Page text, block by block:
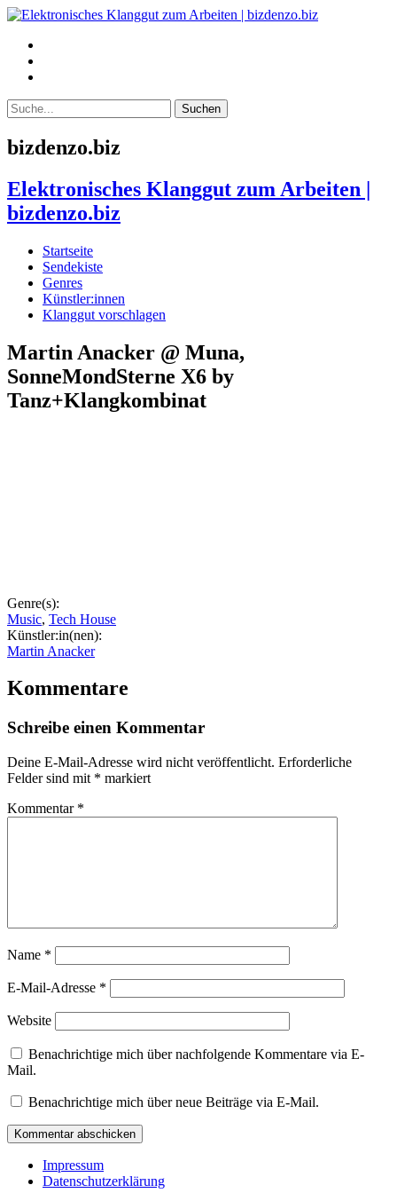
bizdenzo.biz
Elektronisches Klanggut zum Arbeiten |
bizdenzo.biz
Startseite
Sendekiste
Genres
Künstler:innen
Klanggut vorschlagen
Martin Anacker @ Muna,
SonneMondSterne X6 by
Tanz+Klangkombinat
Genre(s):
Music, Tech House
Künstler:in(nen):
Martin Anacker
Kommentare
Schreibe einen Kommentar
Deine E-Mail-Adresse wird nicht veröffentlicht. Erforderliche
Felder sind mit * markiert
Kommentar *
Name *
E-Mail-Adresse *
Website
Benachrichtige mich über nachfolgende Kommentare via E-
Mail.
Benachrichtige mich über neue Beiträge via E-Mail.
Impressum
Datenschutzerklärung